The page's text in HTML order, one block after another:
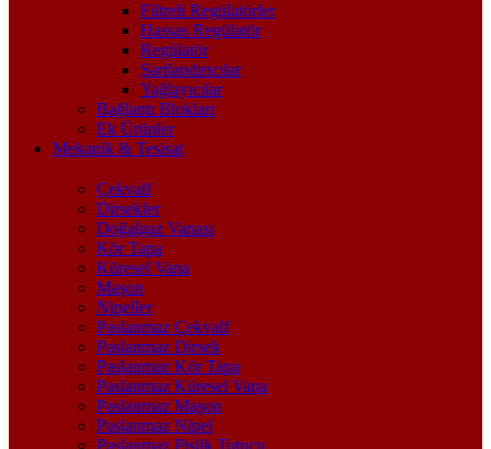
Filtreli Regülatörler
Hassas Regülatör
Regülatör
Şartlandırıcılar
Yağlayıcılar
Bağlantı Blokları
Ek Ürünler
Mekanik & Tesisat
Çekvalf
Dirsekler
Doğalgaz Vanası
Kör Tapa
Küresel Vana
Maşon
Nipeller
Paslanmaz Çekvalf
Paslanmaz Dirsek
Paslanmaz Kör Tapa
Paslanmaz Küresel Vana
Paslanmaz Maşon
Paslanmaz Nipel
Paslanmaz Pislik Tutucu